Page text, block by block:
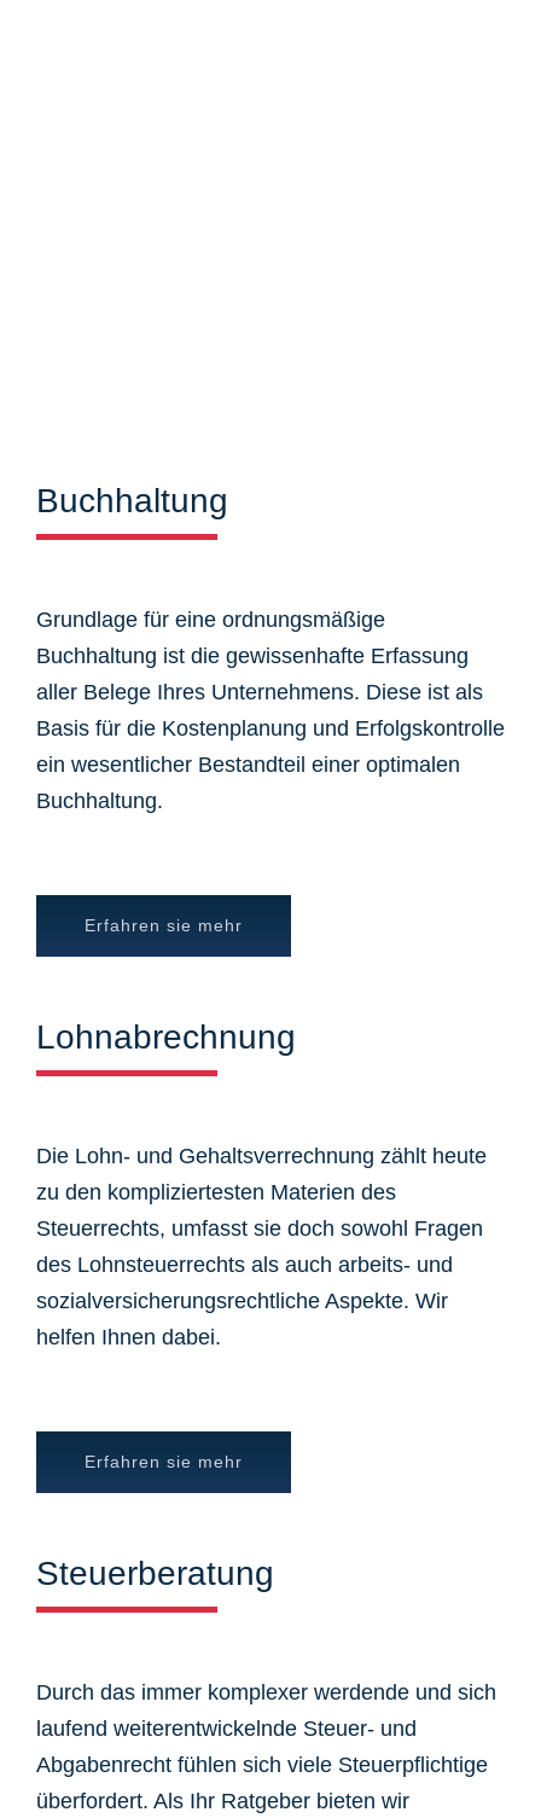
Buchhaltung
Grundlage für eine ordnungsmäßige
Buchhaltung ist die gewissenhafte Erfassung
aller Belege Ihres Unternehmens. Diese ist als
Basis für die Kostenplanung und Erfolgskontrolle
ein wesentlicher Bestandteil einer optimalen
Buchhaltung.
Erfahren sie mehr
Lohnabrechnung
Die Lohn- und Gehaltsverrechnung zählt heute
zu den kompliziertesten Materien des
Steuerrechts, umfasst sie doch sowohl Fragen
des Lohnsteuerrechts als auch arbeits- und
sozialversicherungsrechtliche Aspekte. Wir
helfen Ihnen dabei.
Erfahren sie mehr
Steuerberatung
Durch das immer komplexer werdende und sich
laufend weiterentwickelnde Steuer- und
Abgabenrecht fühlen sich viele Steuerpflichtige
überfordert. Als Ihr Ratgeber bieten wir